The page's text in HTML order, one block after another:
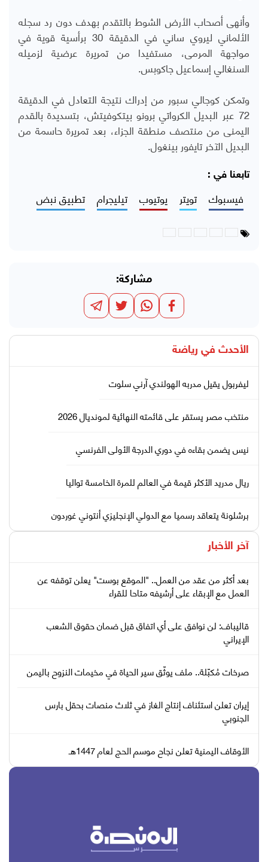
وأنهى أصحاب الأرض الشوط بالتقدم بهدف دون رد سجله
الألماني ليروي ساني في الدقيقة 30 برأسية قوية في
مواجهة المرمى، مستفيدا من تمريرة عرضية لزميله
السنغالي إسماعيل جاكوبس.
وتمكن كوجالي سبور من إدراك نتيجة التعادل في الدقيقة
72 عبر البديل الكرواتي برونو بيتكوفيتش، بتسديدة بالقدم
اليمنى من منتصف منطقة الجزاء، بعد تمريرة حاسمة من
البديل الآخر تايفور بينغول.
تابعنا في :
فيسبوك تويتر يوتيوب تيليجرام تطبيق نبض
مشاركة:
الأحدث في رياضة
ليفربول يقيل مدربه الهولندي آرني سلوت
منتخب مصر يستقر على قائمته النهائية لمونديال 2026
نيس يضمن بقاءه في دوري الدرجة الأولى الفرنسي
ريال مدريد الأكثر قيمة في العالم للمرة الخامسة تواليا
برشلونة يتعاقد رسميا مع الدولي الإنجليزي أنتوني غوردون
آخر الأخبار
بعد أكثر من عقد من العمل.. "الموقع بوست" يعلن توقفه عن
العمل مع الإبقاء على أرشيفه متاحا للقراء
قاليباف: لن نوافق على أي اتفاق قبل ضمان حقوق الشعب
الإيراني
صرخات مُكبّلة.. ملف يوثّق سير الحياة في مخيمات النزوح باليمن
إيران تعلن استئناف إنتاج الغاز في ثلاث منصات بحقل بارس
الجنوبي
الأوقاف اليمنية تعلن نجاح موسم الحج لعام 1447هـ